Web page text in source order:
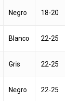
Negro 18-20
Blanco 22-25
Gris 22-25
Negro 22-25